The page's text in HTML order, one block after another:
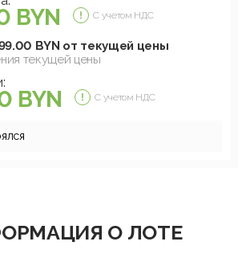
BYN С учетом НДС
BYN от текущей цены
текущей цены
BYN С учетом НДС
О ЛОТЕ